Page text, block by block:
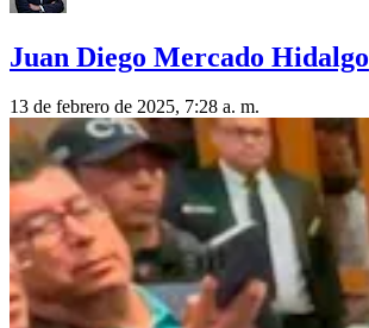
Juan Diego Mercado Hidalgo
13 de febrero de 2025, 7:28 a. m.